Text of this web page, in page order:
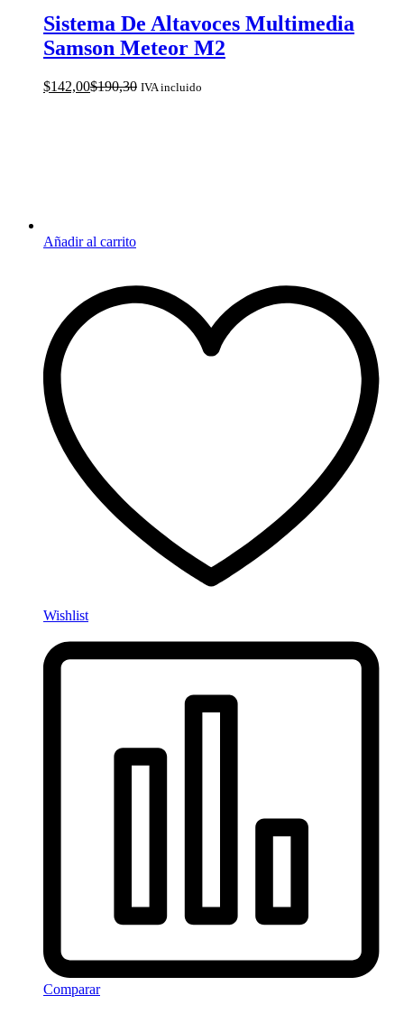
Sistema De Altavoces Multimedia
Samson Meteor M2
$142,00$190,30 IVA incluido
Añadir al carrito
Wishlist
Comparar